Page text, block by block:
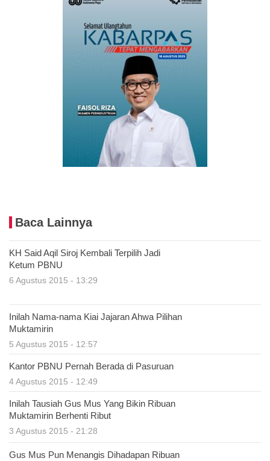
Baca Lainnya
KH Said Aqil Siroj Kembali Terpilih Jadi
Ketum PBNU
6 Agustus 2015 - 13:29
Inilah Nama-nama Kiai Jajaran Ahwa Pilihan
Muktamirin
5 Agustus 2015 - 12:57
Kantor PBNU Pernah Berada di Pasuruan
4 Agustus 2015 - 12:49
Inilah Tausiah Gus Mus Yang Bikin Ribuan
Muktamirin Berhenti Ribut
3 Agustus 2015 - 21:28
Gus Mus Pun Menangis Dihadapan Ribuan